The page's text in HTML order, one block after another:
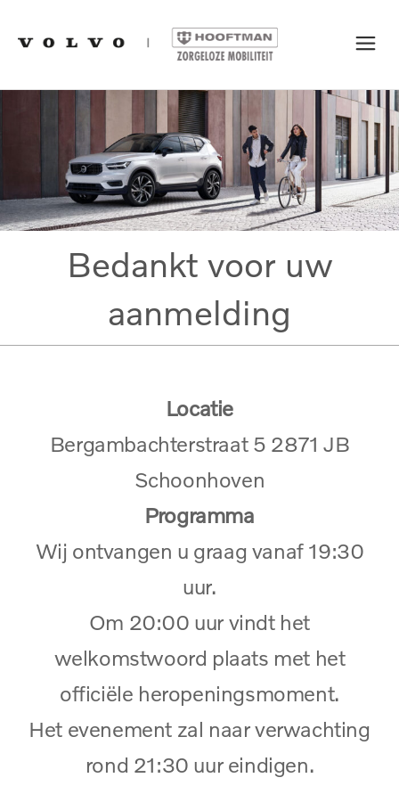
Bedankt voor uw
aanmelding
Locatie
Bergambachterstraat 5 2871 JB
Schoonhoven
Programma
Wij ontvangen u graag vanaf 19:30
uur.
Om 20:00 uur vindt het
welkomstwoord plaats met het
officiële heropeningsmoment.
Het evenement zal naar verwachting
rond 21:30 uur eindigen.